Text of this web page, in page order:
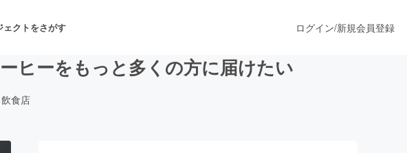
ェクトをさがす ログイン/新規会員登録
ヒーをもっと多くの方に届けたい
食店